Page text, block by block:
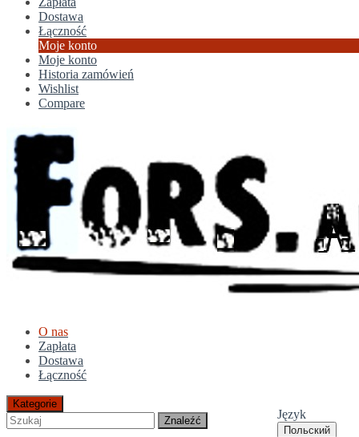
Dostawa
Łączność
Moje konto
Moje konto
Historia zamówień
Wishlist
Compare
O nas
Zapłata
Dostawa
Łączność
Język
Польский
Kategorie
Znaleźć